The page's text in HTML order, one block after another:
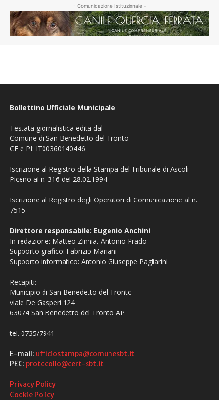
- Comunicazione Istituzionale -
Bollettino Ufficiale Municipale
Testata giornalistica edita dal
Comune di San Benedetto del Tronto
CF e PI: IT00360140446
Iscrizione al Registro della Stampa del Tribunale di Ascoli
Piceno al n. 316 del 28.02.1994
Iscrizione al Registro degli Operatori di Comunicazione al n.
7515
Direttore responsabile: Eugenio Anchini
In redazione: Matteo Zinnia, Antonio Prado
Supporto grafico: Fabrizio Mariani
Supporto informatico: Antonio Giuseppe Pagliarini
Recapiti:
Municipio di San Benedetto del Tronto
viale De Gasperi 124
63074 San Benedetto del Tronto AP
tel. 0735/7941
E-mail: ufficiostampa@comunesbt.it
PEC: protocollo@cert-sbt.it
Privacy Policy
Cookie Policy